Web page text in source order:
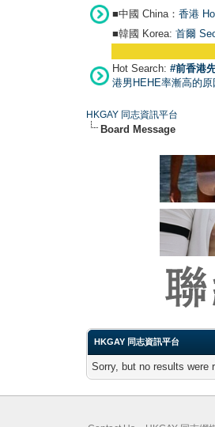
■中國 China： 香港
■韓國 Korea: 首爾
Hot Search: #前香港
港男HEHE率漸高的原
HKGAY 同志資訊平台
Board Message
HKGAY 同志資訊平台
Sorry, but no results were